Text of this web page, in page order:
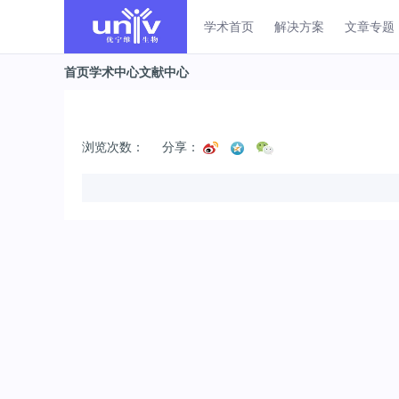
学术首页 解决方案 文章专题
首页学术中心文献中心
浏览次数： 分享：